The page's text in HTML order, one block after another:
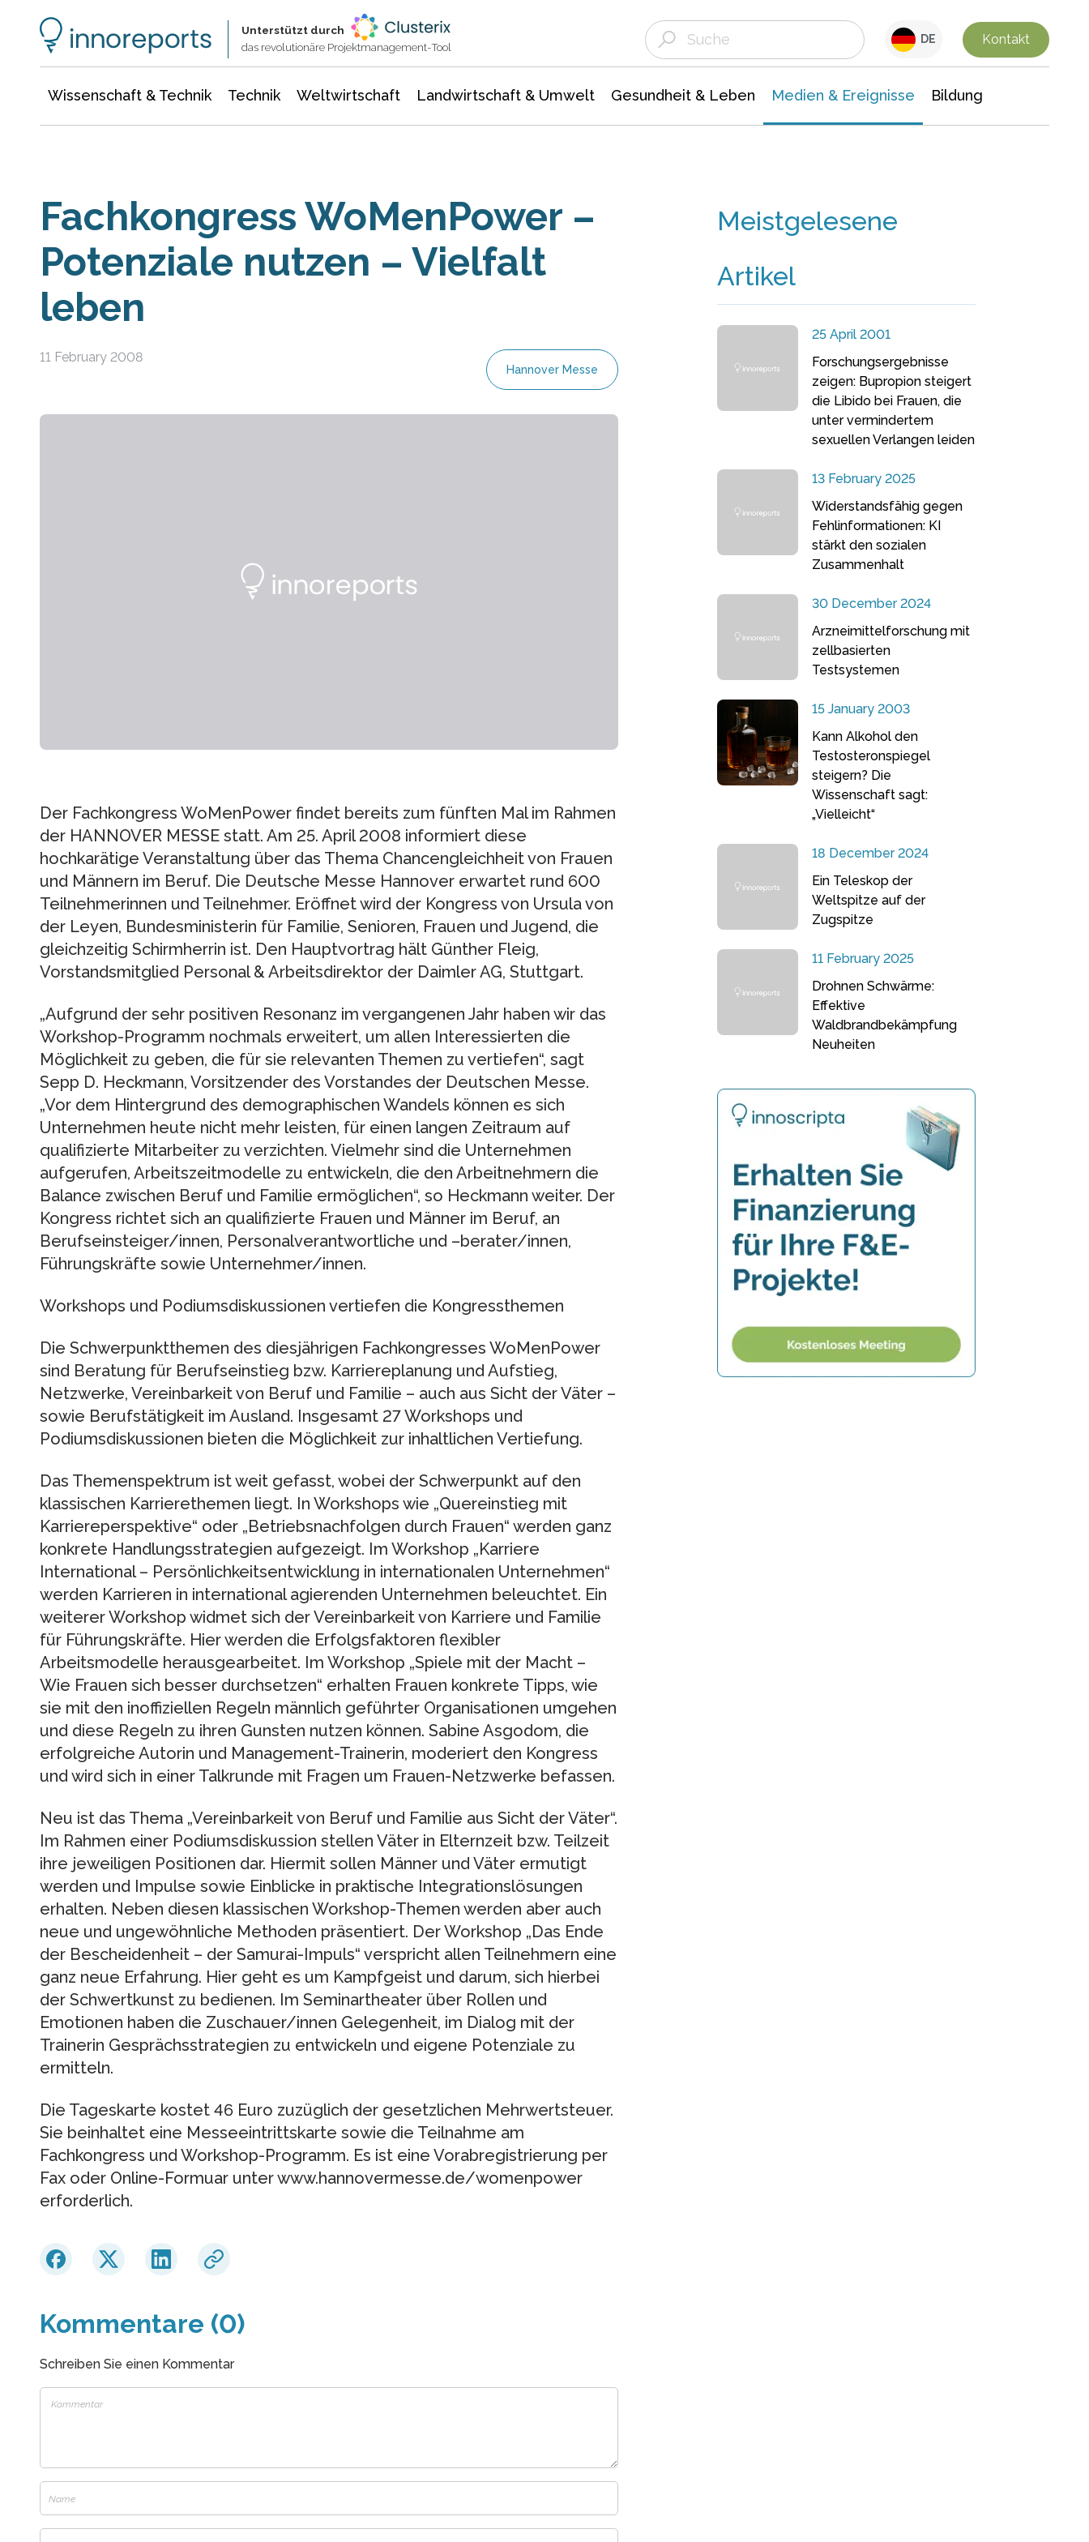
Unterstützt durch
das revolutionäre Projektmanagement-Tool
DE Kontakt
Wissenschaft & Technik Technik Weltwirtschaft Landwirtschaft & Umwelt Gesundheit & Leben Medien & Ereignisse Bildung
Fachkongress WoMenPower –
Potenziale nutzen – Vielfalt
leben
11 February 2008
Hannover Messe
Der Fachkongress WoMenPower findet bereits zum fünften Mal im Rahmen
der HANNOVER MESSE statt. Am 25. April 2008 informiert diese
hochkarätige Veranstaltung über das Thema Chancengleichheit von Frauen
und Männern im Beruf. Die Deutsche Messe Hannover erwartet rund 600
Teilnehmerinnen und Teilnehmer. Eröffnet wird der Kongress von Ursula von
der Leyen, Bundesministerin für Familie, Senioren, Frauen und Jugend, die
gleichzeitig Schirmherrin ist. Den Hauptvortrag hält Günther Fleig,
Vorstandsmitglied Personal & Arbeitsdirektor der Daimler AG, Stuttgart.
„Aufgrund der sehr positiven Resonanz im vergangenen Jahr haben wir das
Workshop-Programm nochmals erweitert, um allen Interessierten die
Möglichkeit zu geben, die für sie relevanten Themen zu vertiefen“, sagt
Sepp D. Heckmann, Vorsitzender des Vorstandes der Deutschen Messe.
„Vor dem Hintergrund des demographischen Wandels können es sich
Unternehmen heute nicht mehr leisten, für einen langen Zeitraum auf
qualifizierte Mitarbeiter zu verzichten. Vielmehr sind die Unternehmen
aufgerufen, Arbeitszeitmodelle zu entwickeln, die den Arbeitnehmern die
Balance zwischen Beruf und Familie ermöglichen“, so Heckmann weiter. Der
Kongress richtet sich an qualifizierte Frauen und Männer im Beruf, an
Berufseinsteiger/innen, Personalverantwortliche und –berater/innen,
Führungskräfte sowie Unternehmer/innen.
Workshops und Podiumsdiskussionen vertiefen die Kongressthemen
Die Schwerpunktthemen des diesjährigen Fachkongresses WoMenPower
sind Beratung für Berufseinstieg bzw. Karriereplanung und Aufstieg,
Netzwerke, Vereinbarkeit von Beruf und Familie – auch aus Sicht der Väter –
sowie Berufstätigkeit im Ausland. Insgesamt 27 Workshops und
Podiumsdiskussionen bieten die Möglichkeit zur inhaltlichen Vertiefung.
Das Themenspektrum ist weit gefasst, wobei der Schwerpunkt auf den
klassischen Karrierethemen liegt. In Workshops wie „Quereinstieg mit
Karriereperspektive“ oder „Betriebsnachfolgen durch Frauen“ werden ganz
konkrete Handlungsstrategien aufgezeigt. Im Workshop „Karriere
International – Persönlichkeitsentwicklung in internationalen Unternehmen“
werden Karrieren in international agierenden Unternehmen beleuchtet. Ein
weiterer Workshop widmet sich der Vereinbarkeit von Karriere und Familie
für Führungskräfte. Hier werden die Erfolgsfaktoren flexibler
Arbeitsmodelle herausgearbeitet. Im Workshop „Spiele mit der Macht –
Wie Frauen sich besser durchsetzen“ erhalten Frauen konkrete Tipps, wie
sie mit den inoffiziellen Regeln männlich geführter Organisationen umgehen
und diese Regeln zu ihren Gunsten nutzen können. Sabine Asgodom, die
erfolgreiche Autorin und Management-Trainerin, moderiert den Kongress
und wird sich in einer Talkrunde mit Fragen um Frauen-Netzwerke befassen.
Neu ist das Thema „Vereinbarkeit von Beruf und Familie aus Sicht der Väter“.
Im Rahmen einer Podiumsdiskussion stellen Väter in Elternzeit bzw. Teilzeit
ihre jeweiligen Positionen dar. Hiermit sollen Männer und Väter ermutigt
werden und Impulse sowie Einblicke in praktische Integrationslösungen
erhalten. Neben diesen klassischen Workshop-Themen werden aber auch
neue und ungewöhnliche Methoden präsentiert. Der Workshop „Das Ende
der Bescheidenheit – der Samurai-Impuls“ verspricht allen Teilnehmern eine
ganz neue Erfahrung. Hier geht es um Kampfgeist und darum, sich hierbei
der Schwertkunst zu bedienen. Im Seminartheater über Rollen und
Emotionen haben die Zuschauer/innen Gelegenheit, im Dialog mit der
Trainerin Gesprächsstrategien zu entwickeln und eigene Potenziale zu
ermitteln.
Die Tageskarte kostet 46 Euro zuzüglich der gesetzlichen Mehrwertsteuer.
Sie beinhaltet eine Messeeintrittskarte sowie die Teilnahme am
Fachkongress und Workshop-Programm. Es ist eine Vorabregistrierung per
Fax oder Online-Formuar unter www.hannovermesse.de/womenpower
erforderlich.
Kommentare (0)
Schreiben Sie einen Kommentar
Meistgelesene
Artikel
25 April 2001
Forschungsergebnisse
zeigen: Bupropion steigert
die Libido bei Frauen, die
unter vermindertem
sexuellen Verlangen leiden
13 February 2025
Widerstandsfähig gegen
Fehlinformationen: KI
stärkt den sozialen
Zusammenhalt
30 December 2024
Arzneimittelforschung mit
zellbasierten
Testsystemen
15 January 2003
Kann Alkohol den
Testosteronspiegel
steigern? Die
Wissenschaft sagt:
„Vielleicht“
18 December 2024
Ein Teleskop der
Weltspitze auf der
Zugspitze
11 February 2025
Drohnen Schwärme:
Effektive
Waldbrandbekämpfung
Neuheiten